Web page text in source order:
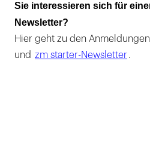
Sie interessieren sich für
Newsletter?
Hier geht zu den Anmeldungen
und zm starter-Newsletter .